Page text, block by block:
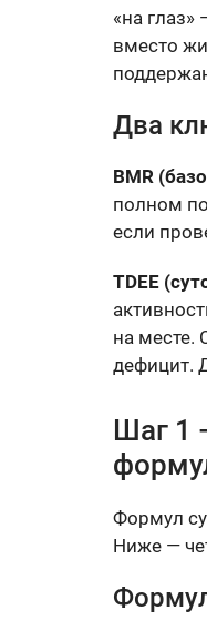
«на
вместо
Два
BMR
полном
если
TDEE
на месте.
дефицит.
Шаг 1
Формул
Ниже —